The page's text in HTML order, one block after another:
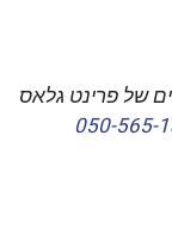
של פרינט גלאס
050-565-